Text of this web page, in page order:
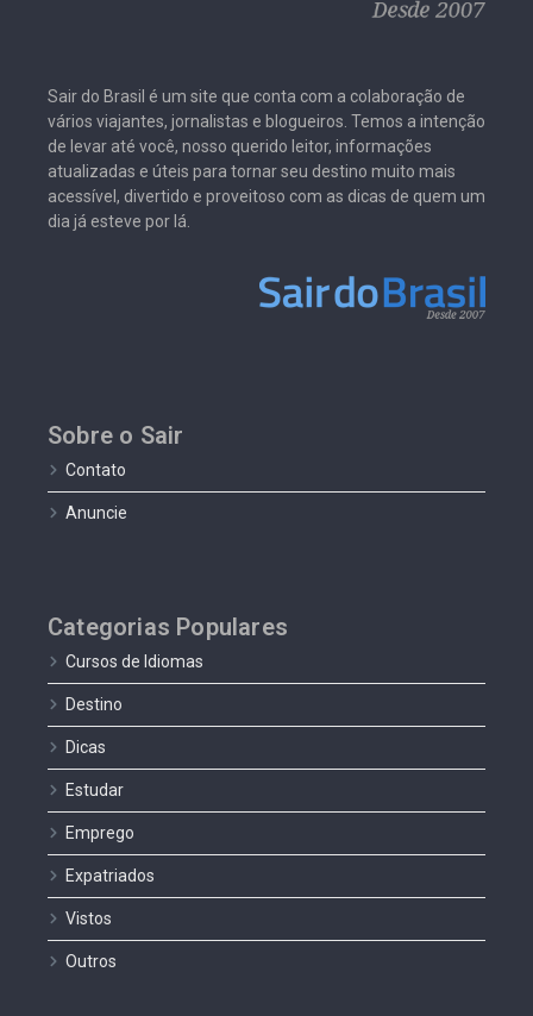
Sair do Brasil é um site que conta com a colaboração de
vários viajantes, jornalistas e blogueiros. Temos a intenção
de levar até você, nosso querido leitor, informações
atualizadas e úteis para tornar seu destino muito mais
acessível, divertido e proveitoso com as dicas de quem um
dia já esteve por lá.
Sobre o Sair
Contato
Anuncie
Categorias Populares
Cursos de Idiomas
Destino
Dicas
Estudar
Emprego
Expatriados
Vistos
Outros